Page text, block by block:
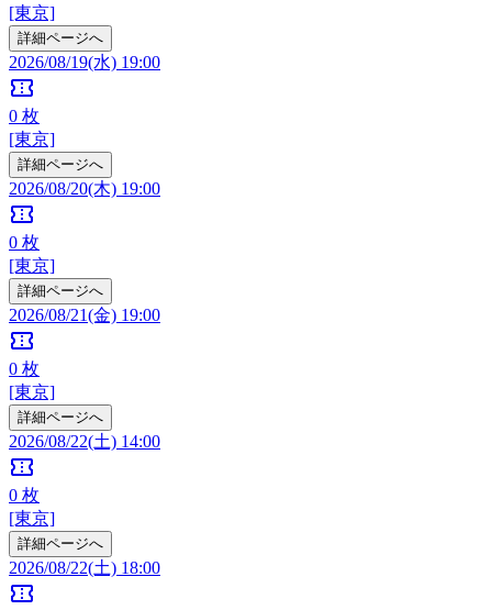
[東京]
詳細ページへ
2026/08/19(水) 19:00
confirmation_number
0 枚
[東京]
詳細ページへ
2026/08/20(木) 19:00
confirmation_number
0 枚
[東京]
詳細ページへ
2026/08/21(金) 19:00
confirmation_number
0 枚
[東京]
詳細ページへ
2026/08/22(土) 14:00
confirmation_number
0 枚
[東京]
詳細ページへ
2026/08/22(土) 18:00
confirmation_number